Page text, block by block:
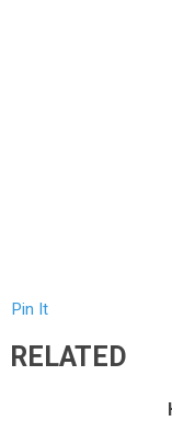
Pin It
RELATED